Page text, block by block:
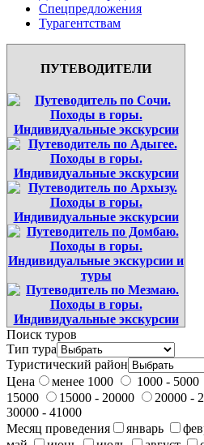
Спецпредложения
Турагентствам
ПУТЕВОДИТЕЛИ
Поиск туров
Тип тура
Туристический район
Цена
менее 1000 1000 - 5000
15000
15000 - 20000 20000 -
30000 - 41000
Месяц проведения
январь